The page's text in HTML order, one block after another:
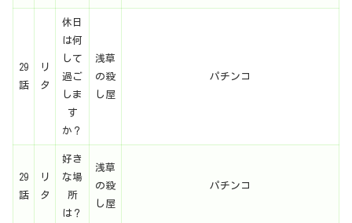
29
話
リ
タ
休日
は何
して
過ご
しま
す
か？
浅草
の殺
し屋
パチンコ
29
話
リ
タ
好き
な場
所
は？
浅草
の殺
し屋
パチンコ